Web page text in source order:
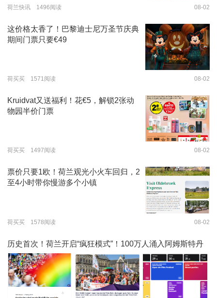
荷兰快讯 1496阅读 08-02
这价格太香了！巴黎迪士尼万圣节庆典
期间门票只要€49
荷买买 1571阅读 08-02
Kruidvat又送福利！花€5，解锁2张动
物园半价门票
荷买买 1497阅读 08-02
票价只要1欧！荷兰观光小火车回归，2
至4小时带你慢游多个小镇
荷买买 1578阅读 08-02
历史首次！荷兰开启“疯狂模式”！100万人涌入阿姆斯特丹